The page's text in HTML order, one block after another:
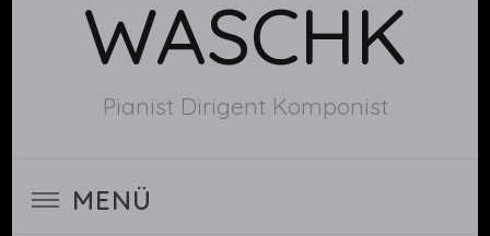
WASCHK
Pianist Dirigent Komponist
MENÜ